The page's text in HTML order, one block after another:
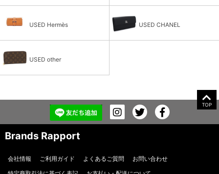
USED Hermès USED CHANEL
USED other
TOP
Brands Rapport
会社情報 ご利用ガイド よくあるご質問
お問い合わせ